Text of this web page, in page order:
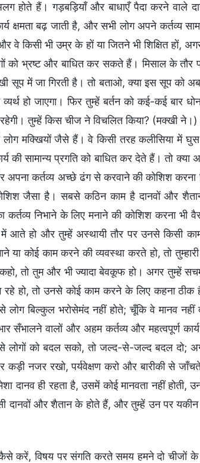
होते हैं। गड़बड़ियाँ और बाधाएँ पैदा करने वाले
क्षमता बढ़ जाती है, और सभी लोग अपने कर्तव्य
वे किसी भी उम्र के हों या जितने भी शिक्षित हों,
को भ्रष्ट और बाधित कर सकते हैं। मिसाल के
सूप में जा गिरती है। तो बताओ, क्या इस सूप को
हो जाएगा। फिर तुम्हें बर्तन को कई-कई बार
तुम्हें किस चीज ने विचलित किया? (मक्खी
मक्खियों जैसे हैं। वे किसी तरह कलीसिया में
की सामान्य प्रगति को बाधित कर देते हैं। तो क्या
अपना कर्तव्य अच्छे ढंग से करवाने की कोशिश
जैसा है। सबसे कठिन काम है दानवों और
कर्तव्य निभाने के लिए मनाने की कोशिश करना
में आते हो और तुम्हें अस्थायी तौर पर उनसे किसी
या कोई काम करने की व्यवस्था करते हो, तो
तो तुम और भी ज्यादा बेवकूफ हो। अगर तुम्हें
हो, तो उनसे कोई काम करने के लिए कहना
लोग बिल्कुल भरोसेमंद नहीं होते; चूँकि वे मानव
सँभालने वालों और अहम कर्तव्य और महत्वपूर्ण
लोगों को बदल सको, तो जल्द-से-जल्द बदल दो;
नजर रखो, पर्यवेक्षण करो और बारीकी से
दानव ही रहता है, उसमें कोई मानवता नहीं
दानवों और शैतान के होते हैं, और तुम्हें उन पर यकीन
विषय पर संगति करते समय हमने दो चीजों के